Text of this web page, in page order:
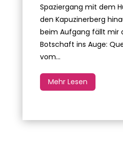
Spaziergang mit dem
den Kapuzinerberg
beim Aufgang fällt mir
Botschaft ins Auge:
vom...
Mehr Lesen